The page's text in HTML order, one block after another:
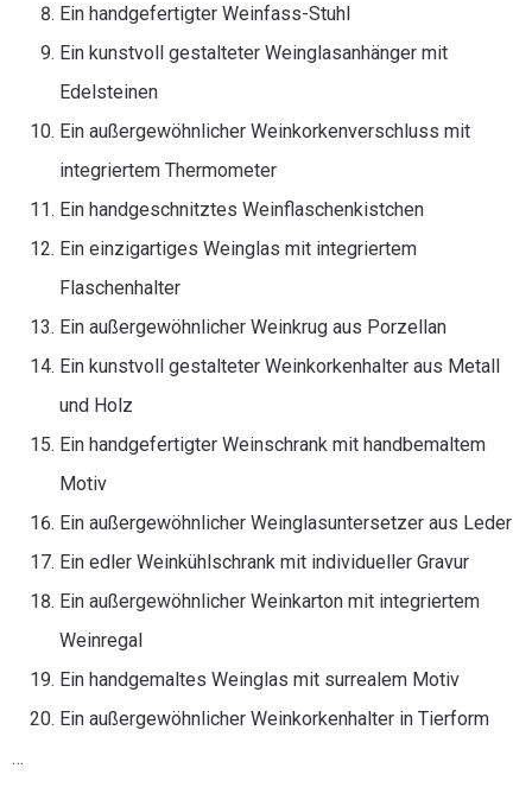
Ein handgefertigter Weinfass-Stuhl
Ein kunstvoll gestalteter Weinglasanhänger mit
Edelsteinen
Ein außergewöhnlicher Weinkorkenverschluss mit
integriertem Thermometer
Ein handgeschnitztes Weinflaschenkistchen
Ein einzigartiges Weinglas mit integriertem
Flaschenhalter
Ein außergewöhnlicher Weinkrug aus Porzellan
Ein kunstvoll gestalteter Weinkorkenhalter aus Metall
und Holz
Ein handgefertigter Weinschrank mit handbemaltem
Motiv
Ein außergewöhnlicher Weinglasuntersetzer aus Leder
Ein edler Weinkühlschrank mit individueller Gravur
Ein außergewöhnlicher Weinkarton mit integriertem
Weinregal
Ein handgemaltes Weinglas mit surrealem Motiv
Ein außergewöhnlicher Weinkorkenhalter in Tierform
…